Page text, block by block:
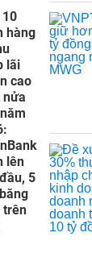
10
hàng
lãi
cao
nửa
lên
5
trên